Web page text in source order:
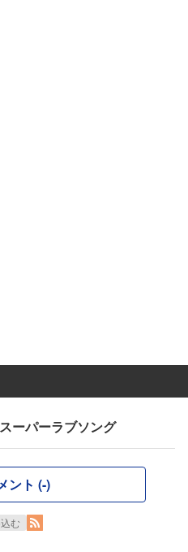
ーパーラブソング
ント (-)
む